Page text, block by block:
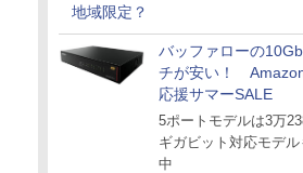
地域限定？
バッファローの
チが安い！
応援サマーSALE
5ポートモデルは3万
ギガビット対応モデ
中